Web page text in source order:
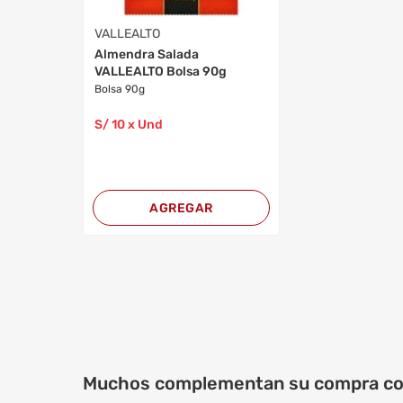
VALLEALTO
Almendra Salada
VALLEALTO Bolsa 90g
Bolsa 90g
S/10x Und
AGREGAR
Muchos complementan su compra